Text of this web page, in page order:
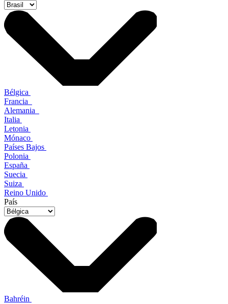
Bélgica
Francia
Alemania
Italia
Letonia
Mónaco
Países Bajos
Polonia
España
Suecia
Suiza
Reino Unido
País
Bahréin